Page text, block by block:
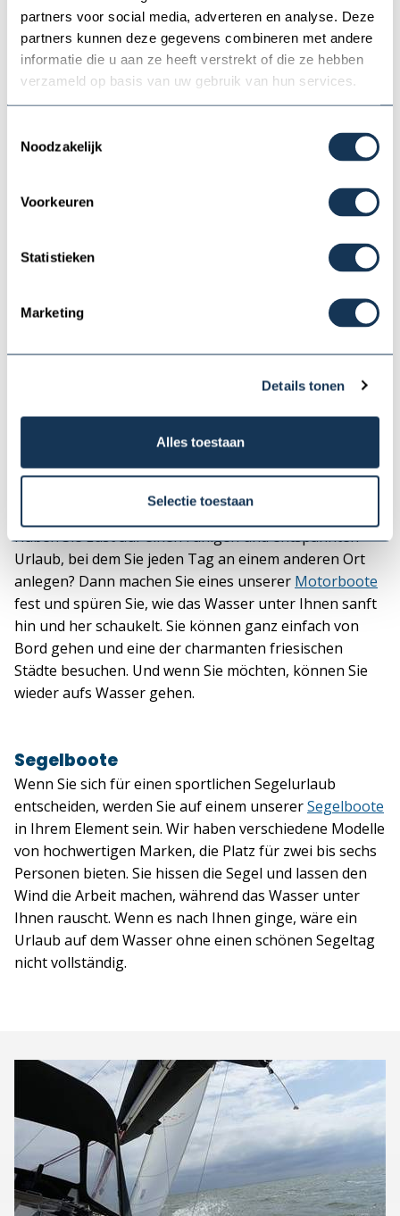
partners voor social media, adverteren en analyse. Deze
partners kunnen deze gegevens combineren met andere
informatie die u aan ze heeft verstrekt of die ze hebben
verzameld op basis van uw gebruik van hun services.
Noodzakelijk
Voorkeuren
Statistieken
Marketing
Details tonen
Alles toestaan
Selectie toestaan
weitere Info
Cabin
Langenberg
Haben Sie Lust auf einen ruhigen und entspannten
Urlaub, bei dem Sie jeden Tag an einem anderen Ort
anlegen? Dann machen Sie eines unserer Motorboote
fest und spüren Sie, wie das Wasser unter Ihnen sanft
hin und her schaukelt. Sie können ganz einfach von
Bord gehen und eine der charmanten friesischen
Städte besuchen. Und wenn Sie möchten, können Sie
wieder aufs Wasser gehen.
Segelboote
Wenn Sie sich für einen sportlichen Segelurlaub
entscheiden, werden Sie auf einem unsererSegelboote
in Ihrem Element sein. Wir haben verschiedene Modelle
von hochwertigen Marken, die Platz für zwei bis sechs
Personen bieten. Sie hissen die Segel und lassen den
Wind die Arbeit machen, während das Wasser unter
Ihnen rauscht. Wenn es nach Ihnen ginge, wäre ein
Urlaub auf dem Wasser ohne einen schönen Segeltag
nicht vollständig.